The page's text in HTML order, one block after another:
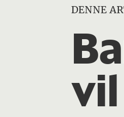
DENNE